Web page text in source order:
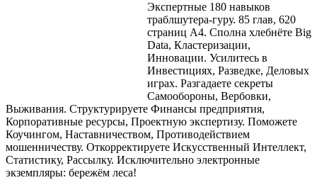
Экспертные 180 навыков
траблшутера-гуру. 85 глав, 620
страниц A4. Сполна хлебнёте Big
Data, Кластеризации,
Инновации. Усилитесь в
Инвестициях, Разведке, Деловых
играх. Разгадаете секреты
Самообороны, Вербовки,
Выживания. Структурируете Финансы предприятия,
Корпоративные ресурсы, Проектную экспертизу. Поможете
Коучингом, Наставничеством, Противодействием
мошенничеству. Откорректируете Искусственный Интеллект,
Статистику, Рассылку. Исключительно электронные
экземпляры: бережём леса!